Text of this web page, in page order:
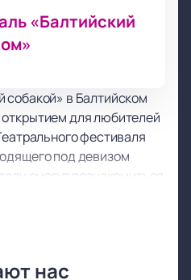
«Балтийский
собакой» в Балтийском
для любителей
фестиваля
под девизом
смогут познакомиться
который объединяет
Tree Productions»,
нас